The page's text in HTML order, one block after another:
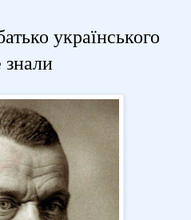
українського
знали